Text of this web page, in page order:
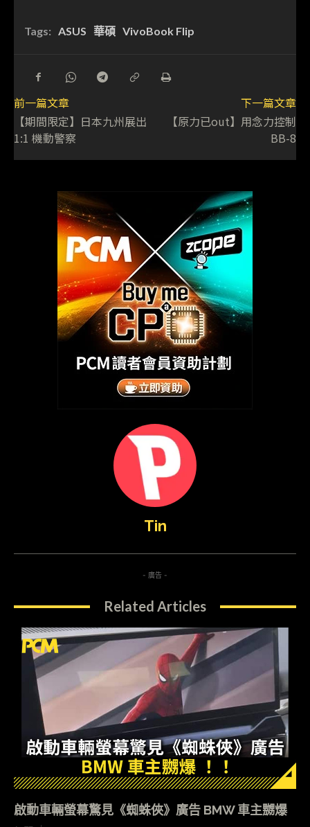
Tags: ASUS 華碩 VivoBook Flip
前一篇文章
【期間限定】日本九州展出
1:1 機動警察
下一篇文章
【原力已out】用念力控制
BB-8
Tin
- 廣告 -
Related Articles
啟動車輛螢幕驚見《蜘蛛俠》廣告 BMW 車主嬲爆